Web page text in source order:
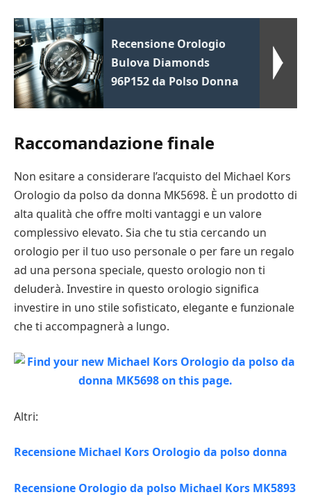
Recensione Orologio
Bulova Diamonds
96P152 da Polso Donna
Raccomandazione finale
Non esitare a considerare l’acquisto del Michael Kors
Orologio da polso da donna MK5698. È un prodotto di
alta qualità che offre molti vantaggi e un valore
complessivo elevato. Sia che tu stia cercando un
orologio per il tuo uso personale o per fare un regalo
ad una persona speciale, questo orologio non ti
deluderà. Investire in questo orologio significa
investire in uno stile sofisticato, elegante e funzionale
che ti accompagnerà a lungo.
Altri:
Recensione Michael Kors Orologio da polso donna
Recensione Orologio da polso Michael Kors MK5893